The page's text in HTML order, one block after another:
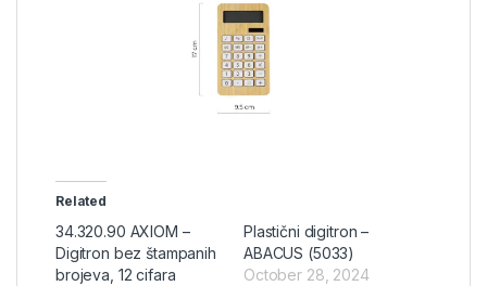
Related
34.320.90 AXIOM –
Digitron bez štampanih
brojeva, 12 cifara
Plastični digitron –
ABACUS (5033)
October 28, 2024